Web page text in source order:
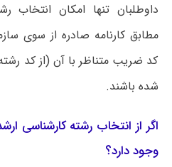
داوطلبان تنها امکان انتخاب
مطابق کارنامه صادره از سوی
کد ضریب متناظر با آن (از کد
شده باشند.
اگر از انتخاب رشته کارشناسی
وجود دارد؟